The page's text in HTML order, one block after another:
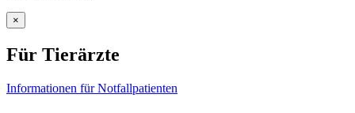
×
Für Tierärzte
Informationen für Notfallpatienten